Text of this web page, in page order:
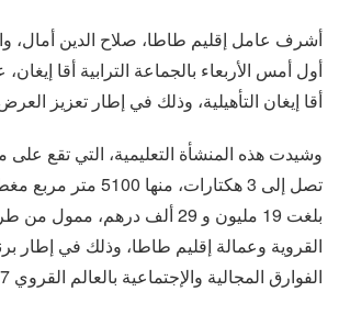
أشرف عامل إقليم طاطا، صلاح الدين أمال،
أول أمس الأربعاء بالجماعة الترابية أقا
أقا إيغان التأهيلية، وذلك في إطار تعزيز
وشيدت هذه المنشأة التعليمية، التي تقع على
تصل إلى 3 هكتارات، منها
بلغت 19 مليون و 29 ألف درهم،
القروية وعمالة إقليم طاطا، وذلك في إطار
الفوارق المجالية والإجتماعية بالعالم القروي 2017-2023.